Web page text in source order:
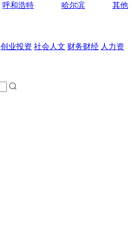
呼和浩特 哈尔滨
其他
创业投资 社会人文 财务财经 人力资